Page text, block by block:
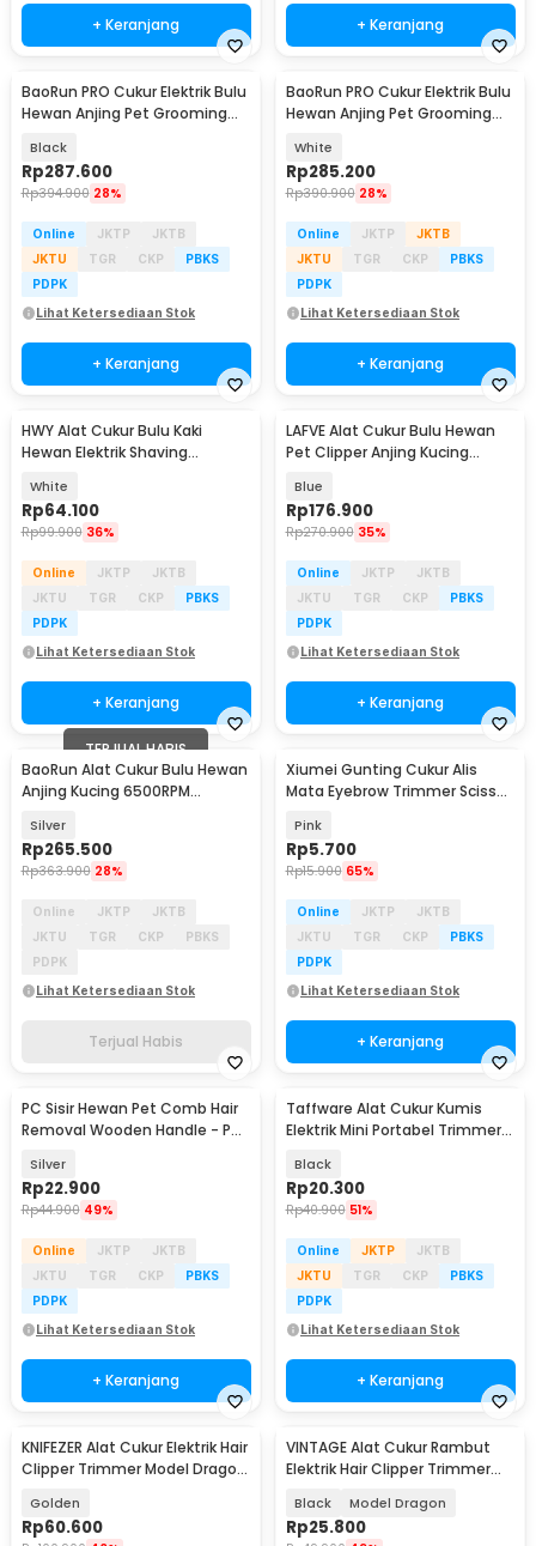
+ Keranjang + Keranjang
BaoRun PRO Cukur Elektrik Bulu
Hewan Anjing Pet Grooming
Black
Rp287.600
Rp394.900 28%
Online JKTP
JKTB
JKTU
TGR CKP
PBKS
PDPK
Lihat Ketersediaan Stok
+ Keranjang
BaoRun PRO Cukur Elektrik Bulu
Hewan Anjing Pet Grooming
White
Rp285.200
Rp390.900 28%
Online JKTP
JKTB
JKTU
TGR CKP
PBKS
PDPK
Lihat Ketersediaan Stok
+ Keranjang
HWY Alat Cukur Bulu Kaki
Hewan Elektrik Shaving
White
Rp64.100
Rp99.900 36%
Online JKTP
JKTB
JKTU
TGR CKP
PBKS
PDPK
Lihat Ketersediaan Stok
+ Keranjang
LAFVE Alat Cukur Bulu Hewan
Pet Clipper Anjing Kucing
Blue
Rp176.900
Rp270.900 35%
Online JKTP
JKTB
JKTU
TGR CKP
PBKS
PDPK
Lihat Ketersediaan Stok
+ Keranjang
TERJUAL HABIS
BaoRun Alat Cukur Bulu Hewan
Anjing Kucing 6500RPM
Silver
Rp265.500
Rp363.900 28%
Online JKTP
JKTB
JKTU
TGR CKP
PBKS
PDPK
Lihat Ketersediaan Stok
Terjual Habis
Xiumei Gunting Cukur Alis
Mata Eyebrow Trimmer Scissor
Pink
Rp5.700
Rp15.900 65%
Online JKTP
JKTB
JKTU
TGR CKP
PBKS
PDPK
Lihat Ketersediaan Stok
+ Keranjang
PC Sisir Hewan Pet Comb Hair
Removal Wooden Handle - PC-
Silver
Rp22.900
Rp44.900 49%
Online JKTP
JKTB
JKTU
TGR CKP
PBKS
PDPK
Lihat Ketersediaan Stok
+ Keranjang
Taffware Alat Cukur Kumis
Elektrik Mini Portabel Trimmer
Black
Rp20.300
Rp40.900 51%
Online JKTP
JKTB
JKTU
TGR CKP
PBKS
PDPK
Lihat Ketersediaan Stok
+ Keranjang
KNIFEZER Alat Cukur Elektrik Hair
Clipper Trimmer Model Dragon
Golden
Rp60.600
VINTAGE Alat Cukur Rambut
Elektrik Hair Clipper Trimmer
Black Model Dragon
Rp25.800